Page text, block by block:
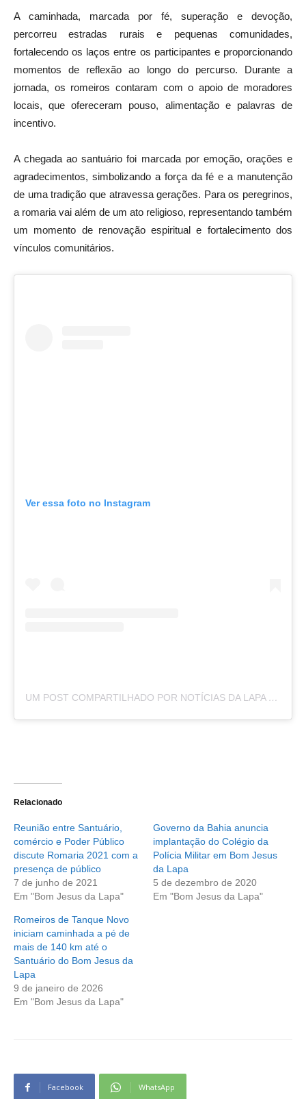
A caminhada, marcada por fé, superação e devoção,
percorreu estradas rurais e pequenas comunidades,
fortalecendo os laços entre os participantes e proporcionando
momentos de reflexão ao longo do percurso. Durante a
jornada, os romeiros contaram com o apoio de moradores
locais, que ofereceram pouso, alimentação e palavras de
incentivo.
A chegada ao santuário foi marcada por emoção, orações e
agradecimentos, simbolizando a força da fé e a manutenção
de uma tradição que atravessa gerações. Para os peregrinos,
a romaria vai além de um ato religioso, representando também
um momento de renovação espiritual e fortalecimento dos
vínculos comunitários.
Ver essa foto no Instagram
UM POST COMPARTILHADO POR NOTÍCIAS DA LAPA (@NOTICIASDALAPA)
Relacionado
Reunião entre Santuário,
comércio e Poder Público
discute Romaria 2021 com a
presença de público
7 de junho de 2021
Em "Bom Jesus da Lapa"
Governo da Bahia anuncia
implantação do Colégio da
Polícia Militar em Bom Jesus
da Lapa
5 de dezembro de 2020
Em "Bom Jesus da Lapa"
Romeiros de Tanque Novo
iniciam caminhada a pé de
mais de 140 km até o
Santuário do Bom Jesus da
Lapa
9 de janeiro de 2026
Em "Bom Jesus da Lapa"
Facebook WhatsApp